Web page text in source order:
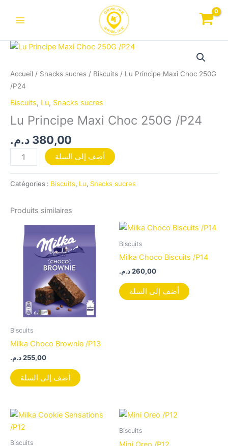
Accueil / Snacks sucres / Biscuits / Lu Principe Maxi Choc 250G
/P24
Biscuits, Lu, Snacks sucres
Lu Principe Maxi Choc 250G /P24
380,00 د.م.
quantité
Lu
Principe
Choc
250G
أضف إلى السلة
Catégories : Biscuits, Lu, Snacks sucres
Produits similaires
Biscuits
Milka Choco Brownie /P13
255,00د.م.
أضف إلى السلة
Biscuits
Milka Choco Biscuits /P14
260,00د.م.
أضف إلى السلة
Biscuits
Biscuits